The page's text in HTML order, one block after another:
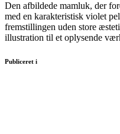
Den afbildede mamluk, der
med en karakteristisk violet
fremstillingen uden store
illustration til et oplysende
Publiceret i